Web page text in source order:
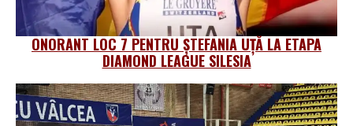
ONORANT LOC 7 PENTRU ȘTEFANIA UȚĂ LA ETAPA
DIAMOND LEAGUE SILESIA